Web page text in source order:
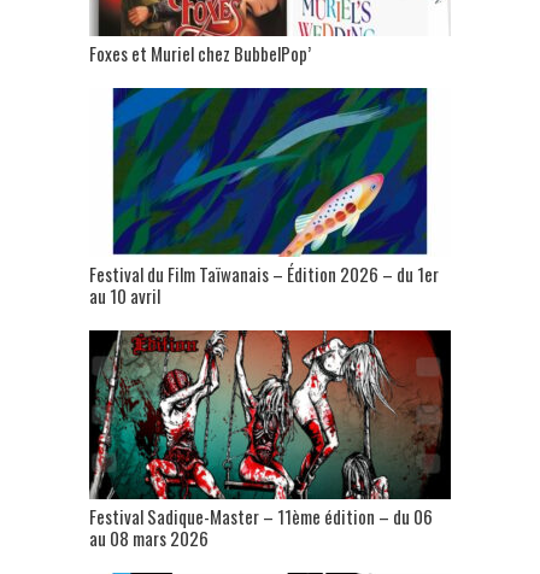
Foxes et Muriel chez BubbelPop’
Festival du Film Taïwanais – Édition 2026 – du 1er
au 10 avril
Festival Sadique-Master – 11ème édition – du 06
au 08 mars 2026